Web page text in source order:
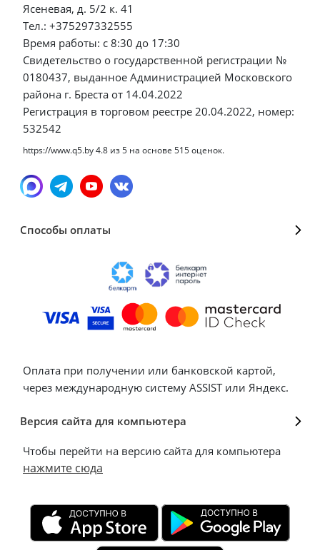
Ясеневая, д. 5/2 к. 41
Тел.: +375297332555
Время работы: с 8:30 до 17:30
Свидетельство о государственной регистрации №
0180437, выданное Администрацией Московского
района г. Бреста от 14.04.2022
Регистрация в торговом реестре 20.04.2022, номер:
532542
https://www.q5.by4.8 из5 на основе 515оценок.
Способы оплаты
Оплата при получении или банковской картой,
через международную систему ASSIST или Яндекс.
Версия сайта для компьютера
Чтобы перейти на версию сайта для компьютера
нажмите сюда